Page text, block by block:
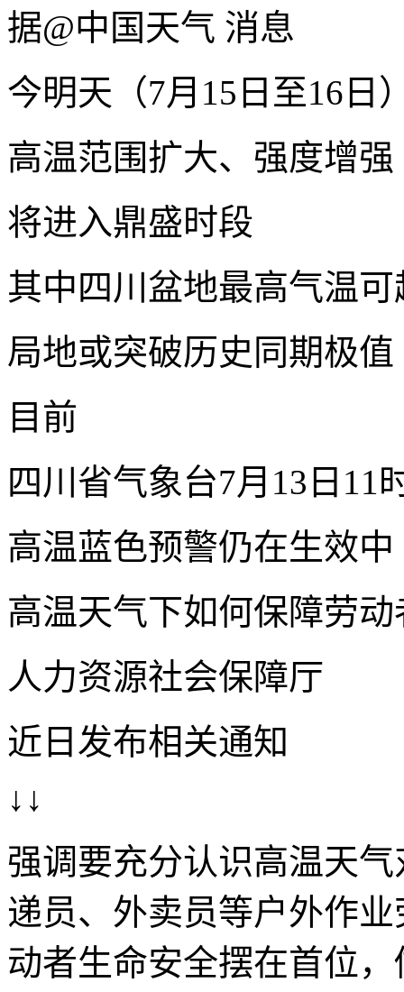
据@中国天气 消息
今明天（7月15日至16日
高温范围扩大、强度增强
将进入鼎盛时段
其中四川盆地最高气温
局地或突破历史同期极值
目前
四川省气象台7月13日11
高温蓝色预警仍在生效中
高温天气下如何保障劳
人力资源社会保障厅
近日发布相关通知
↓↓
强调要充分认识高温天
递员、外卖员等户外作
动者生命安全摆在首位